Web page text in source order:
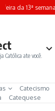
feira da 13ª
Católica ate você.
Catecismo
Catequese